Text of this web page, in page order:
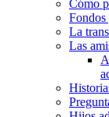
Cómo
Fondos
La
Las